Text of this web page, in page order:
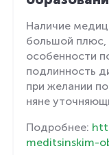
Наличие
большой плюс,
особенности
подлинность
при желании
няне
Подробнее:
meditsinskim-